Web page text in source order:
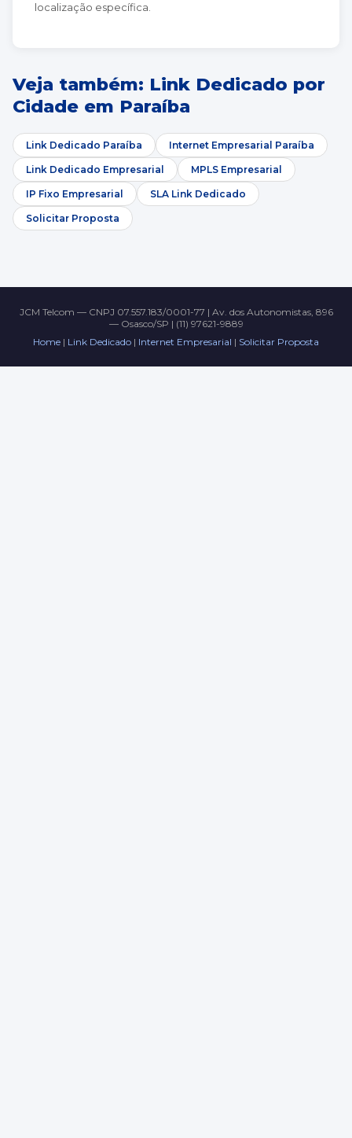
localização específica.
Veja também: Link Dedicado por
Cidade em Paraíba
Link Dedicado Paraíba Internet Empresarial Paraíba
Link Dedicado Empresarial MPLS Empresarial
IP Fixo Empresarial SLA Link Dedicado
Solicitar Proposta
JCM Telcom — CNPJ 07.557.183/0001-77 | Av. dos Autonomistas, 896
— Osasco/SP | (11) 97621-9889
Home | Link Dedicado | Internet Empresarial | Solicitar Proposta